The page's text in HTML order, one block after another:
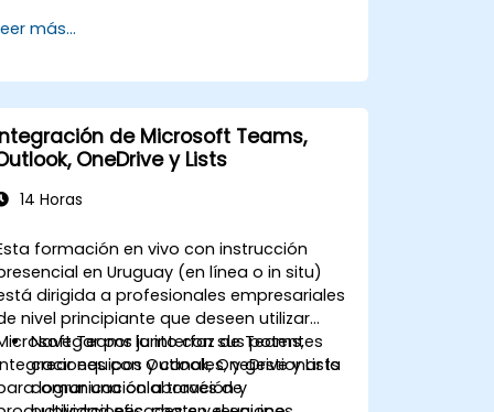
más...
de Microsoft Teams,
OneDrive y Lists
14 Horas
formación en vivo con instrucción
en Uruguay (en línea o in situ)
dirigida a profesionales empresariales
nivel principiante que deseen utilizar
Teams junto con sus potentes
con Outlook, OneDrive y Lists
lograr una colaboración y
Navegar por la interfaz de Teams,
crear equipos y canales, y gestionar la
comunicación a través de